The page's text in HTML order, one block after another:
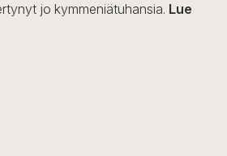
jo kymmeniätuhansia. Lue